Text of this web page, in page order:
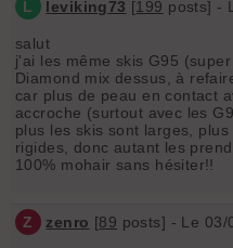
L leviking73 [199 posts] -
salut
j'ai les même skis G95
Diamond mix dessus, à
car plus de peau en contact
accroche (surtout avec les
plus les skis sont larges,
rigides, donc autant les
100% mohair sans hésiter!!
Z zenro [89 posts] - Le 03/